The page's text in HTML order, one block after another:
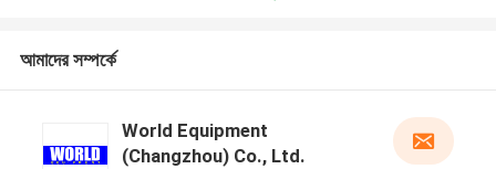
আমাদের সম্পর্কে
World Equipment
(Changzhou) Co., Ltd.